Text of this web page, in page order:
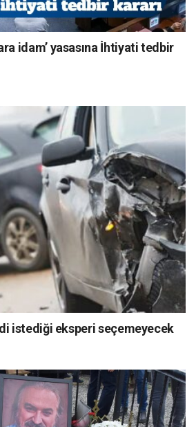
idam’ yasasına İhtiyati tedbir
istediği eksperi seçemeyecek